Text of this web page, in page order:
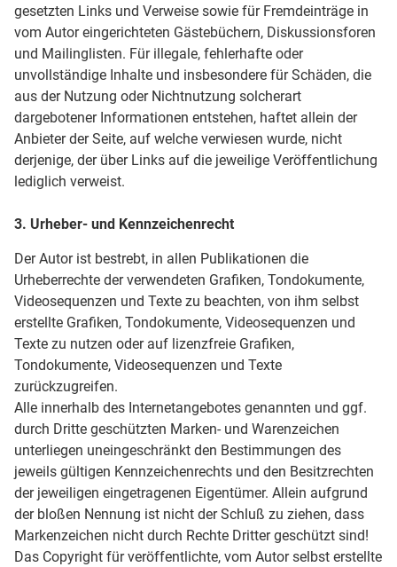
gesetzten Links und Verweise sowie für Fremdeinträge in
vom Autor eingerichteten Gästebüchern, Diskussionsforen
und Mailinglisten. Für illegale, fehlerhafte oder
unvollständige Inhalte und insbesondere für Schäden, die
aus der Nutzung oder Nichtnutzung solcherart
dargebotener Informationen entstehen, haftet allein der
Anbieter der Seite, auf welche verwiesen wurde, nicht
derjenige, der über Links auf die jeweilige Veröffentlichung
lediglich verweist.
3. Urheber- und Kennzeichenrecht
Der Autor ist bestrebt, in allen Publikationen die
Urheberrechte der verwendeten Grafiken, Tondokumente,
Videosequenzen und Texte zu beachten, von ihm selbst
erstellte Grafiken, Tondokumente, Videosequenzen und
Texte zu nutzen oder auf lizenzfreie Grafiken,
Tondokumente, Videosequenzen und Texte
zurückzugreifen.
Alle innerhalb des Internetangebotes genannten und ggf.
durch Dritte geschützten Marken- und Warenzeichen
unterliegen uneingeschränkt den Bestimmungen des
jeweils gültigen Kennzeichenrechts und den Besitzrechten
der jeweiligen eingetragenen Eigentümer. Allein aufgrund
der bloßen Nennung ist nicht der Schluß zu ziehen, dass
Markenzeichen nicht durch Rechte Dritter geschützt sind!
Das Copyright für veröffentlichte, vom Autor selbst erstellte